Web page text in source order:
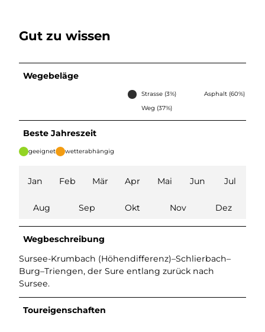
Gut zu wissen
Wegebeläge
Strasse (3%)
Asphalt (60%)
Weg (37%)
Beste Jahreszeit
geeignet wetterabhängig
Jan Feb Mär Apr Mai Jun Jul
Aug Sep Okt Nov Dez
Wegbeschreibung
Sursee-Krumbach (Höhendifferenz)–Schlierbach–
Burg–Triengen, der Sure entlang zurück nach
Sursee.
Toureigenschaften